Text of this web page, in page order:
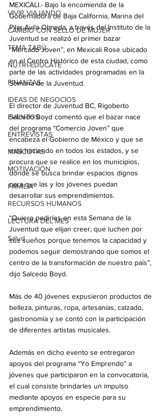
VIVIR VIAJANDO
CAMBIO CON SELLO DE MUJER
TEMA TABÚ
NUTRI-EDUCATE
FINANZAS
IDEAS DE NEGOCIOS
EVENTOS
ENTREVISTAS
MASCOTAS
MOTIVACIÓN
FAMILIA
RECURSOS HUMANOS
LECTURA DEL MES
Salud
MEXICALI.- Bajo la encomienda de la
Gobernadora de Baja California, Marina del
Pilar Avila Olmeda, a través del Instituto de la
Juventud se realizó el primer bazar
“Mercado Joven”, en Mexicali Rose ubicado
en el Centro Histórico de esta ciudad, como
parte de las actividades programadas en la
Semana de la Juventud.
El director de Juventud BC, Rigoberto
Salcedo Boyd comentó que el bazar nace
del programa “Comercio Joven” que
encabeza el Gobierno de México y que se
está haciendo en todos los estados, y se
procura que se realice en los municipios,
donde se busca brindar espacios dignos
para que las y los jóvenes puedan
desarrollar sus emprendimientos.
“Quiero pedirles en esta Semana de la
Juventud que elijan creer, que luchen por
sus sueños porque tenemos la capacidad y
podemos seguir demostrando que somos el
centro de la transformación de nuestro país”,
dijo Salcedo Boyd.
Más de 40 jóvenes expusieron productos de
belleza, pinturas, ropa, artesanías, calzado,
gastronomía y se contó con la participación
de diferentes artistas musicales.
Además en dicho evento se entregaron
apoyos del programa “Yo Emprendo” a
jóvenes que participaron en la convocatoria,
el cual consiste brindarles un impulso
mediante apoyos en especie para su
emprendimiento.